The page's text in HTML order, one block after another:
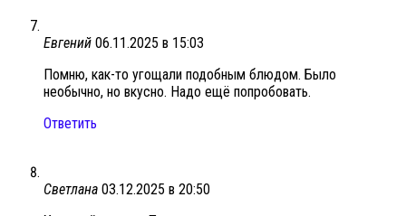
Евгений 06.11.2025 в 15:03
Помню, как-то угощали подобным блюдом. Было
необычно, но вкусно. Надо ещё попробовать.
Ответить
Светлана 03.12.2025 в 20:50